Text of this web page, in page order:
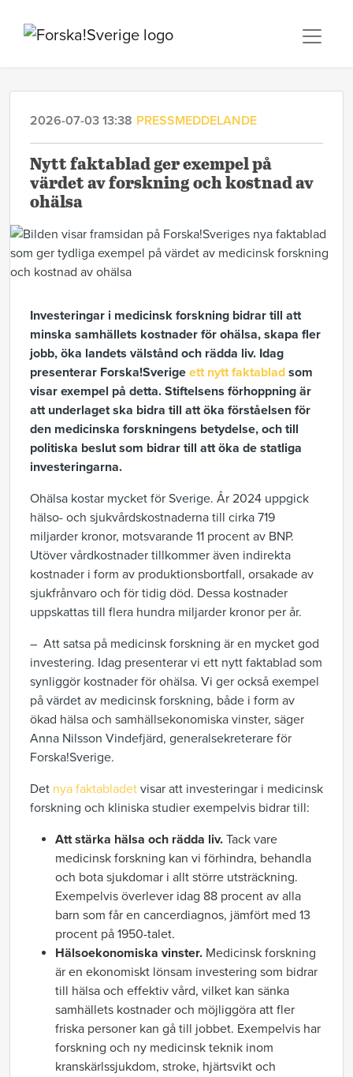
2026-07-03 13:38 PRESSMEDDELANDE
Nytt faktablad ger exempel på
värdet av forskning och kostnad av
ohälsa
Investeringar i medicinsk forskning bidrar till att
minska samhällets kostnader för ohälsa, skapa fler
jobb, öka landets välstånd och rädda liv. Idag
presenterar Forska!Sverige ett nytt faktablad som
visar exempel på detta. Stiftelsens förhoppning är
att underlaget ska bidra till att öka förståelsen för
den medicinska forskningens betydelse, och till
politiska beslut som bidrar till att öka de statliga
investeringarna.
Ohälsa kostar mycket för Sverige. År 2024 uppgick
hälso- och sjukvårdskostnaderna till cirka 719
miljarder kronor, motsvarande 11 procent av BNP.
Utöver vårdkostnader tillkommer även indirekta
kostnader i form av produktionsbortfall, orsakade av
sjukfrånvaro och för tidig död. Dessa kostnader
uppskattas till flera hundra miljarder kronor per år.
– Att satsa på medicinsk forskning är en mycket god
investering. Idag presenterar vi ett nytt faktablad som
synliggör kostnader för ohälsa. Vi ger också exempel
på värdet av medicinsk forskning, både i form av
ökad hälsa och samhällsekonomiska vinster, säger
Anna Nilsson Vindefjärd, generalsekreterare för
Forska!Sverige.
Det nya faktabladet visar att investeringar i medicinsk
forskning och kliniska studier exempelvis bidrar till:
Att stärka hälsa och rädda liv. Tack vare
medicinsk forskning kan vi förhindra, behandla
och bota sjukdomar i allt större utsträckning.
Exempelvis överlever idag 88 procent av alla
barn som får en cancerdiagnos, jämfört med 13
procent på 1950-talet.
Hälsoekonomiska vinster. Medicinsk forskning
är en ekonomiskt lönsam investering som bidrar
till hälsa och effektiv vård, vilket kan sänka
samhällets kostnader och möjliggöra att fler
friska personer kan gå till jobbet. Exempelvis har
forskning och ny medicinsk teknik inom
kranskärlssjukdom, stroke, hjärtsvikt och